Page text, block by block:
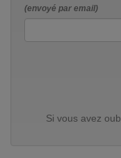
(envoyé par email)
Si vous avez